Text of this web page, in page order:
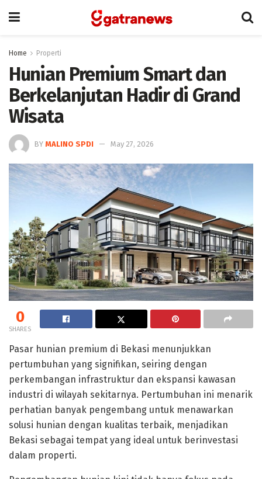
Home Properti
Hunian Premium Smart dan
Berkelanjutan Hadir di Grand
Wisata
BY MALINO SPDI May 27, 2026
0
SHARES
Pasar hunian premium di Bekasi menunjukkan
pertumbuhan yang signifikan, seiring dengan
perkembangan infrastruktur dan ekspansi kawasan
industri di wilayah sekitarnya. Pertumbuhan ini menarik
perhatian banyak pengembang untuk menawarkan
solusi hunian dengan kualitas terbaik, menjadikan
Bekasi sebagai tempat yang ideal untuk berinvestasi
dalam properti.